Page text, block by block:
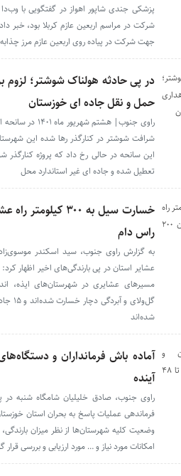
پزشکی جندی شاپور اهواز در گفتگویی با
شرکت در مراسم اربعین عازم کربلا بود، خبر
جهت شرکت در پیاده روی اربعین عازم مرز چذابه
در پی حادثه هولناک شوشتر؛ لزوم
حمل و نقل جاده ای خوزستان
شرافت شوشتر در کنارگذر رها شده این
این سانحه در حالی رخ داد که پروژه
تعطیل شده و جاده ای غیر استاندارد محل
راس دام
به گزارش راوی جنوب، سید اسکندر
مسیرهای عشایری در شهرستان‌های ایذه،
شده‌اند
آینده
راوی جنوب، صادق خلیلیان شامگاه شنبه
فرماندهی عملیات پاسخ به بحران استان
وضعیت کلیه شهرستان‌ها از نظر میزان
امکانات مورد نیاز و … مورد ارزیابی و بررسی